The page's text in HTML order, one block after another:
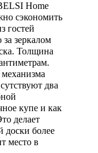
Home
сэкономить
гостей
за зеркалом
Толщина
два
купе и как
делает
доски более
место в